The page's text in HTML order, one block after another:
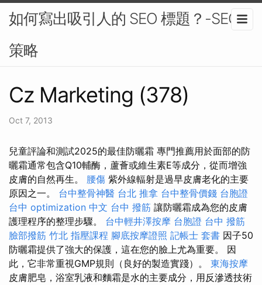
如何寫出吸引人的 SEO 標題？-SEO
策略
Cz Marketing (378)
Oct 7, 2013
兒童評論和測試2025的最佳防曬霜 專門推薦用於面部的防
曬霜通常包含Q10輔酶，蘆薈或維生素E等成分，從而增強
皮膚的自然再生。 腰傷 紫外線輻射是過早皮膚老化的主要
原因之一。 台中整骨神醫 台北 推拿 台中整骨價錢 台胞證
台中 optimization 中文 台中 撥筋 讓防曬霜成為您的皮膚
護理程序的整理步驟。 台中輕井澤按摩 台胞證 台中 撥筋
臉部撥筋 竹北 指壓課程 腳底按摩證照 記帳士 套書 因子50
防曬霜提供了強大的保護，這在您的臉上尤為重要。 因
此，它非常重視GMP規則（良好的製造實踐）。 東海按摩
皮膚肥皂，浴室乳液和麵霜是水的主要成分，用反滲透技術